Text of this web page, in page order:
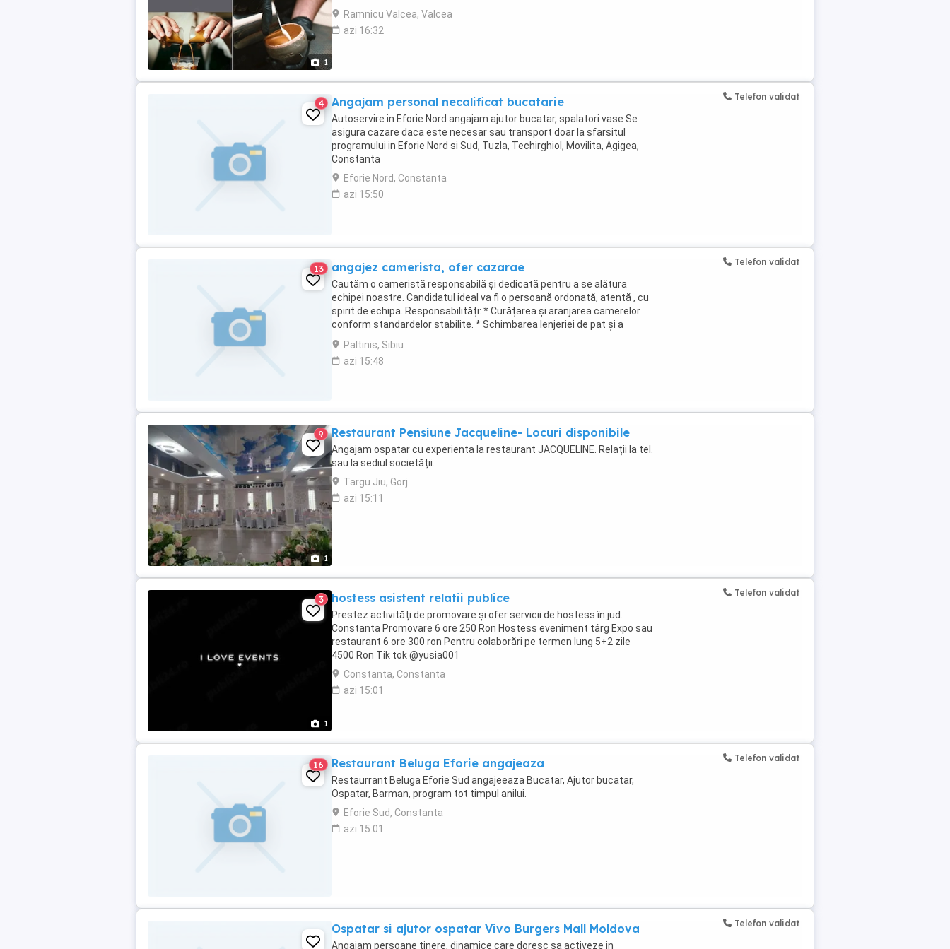
1
bună. - Este ...
Ramnicu Valcea, Valcea
azi 16:32
4 Angajam personal necalificat bucatarie
Autoservire in Eforie Nord angajam ajutor bucatar, spalatori vase Se
asigura cazare daca este necesar sau transport doar la sfarsitul
programului in Eforie Nord si Sud, Tuzla, Techirghiol, Movilita, Agigea,
Constanta
Eforie Nord, Constanta
azi 15:50
Telefon validat
13 angajez camerista, ofer cazarae
Cautăm o cameristă responsabilă și dedicată pentru a se alătura
echipei noastre. Candidatul ideal va fi o persoană ordonată, atentă , cu
spirit de echipa. Responsabilități: * Curățarea și aranjarea camerelor
conform standardelor stabilite. * Schimbarea lenjeriei de pat și a
prosoapelor. * Verificarea ...
Paltinis, Sibiu
azi 15:48
Telefon validat
1
9 Restaurant Pensiune Jacqueline- Locuri disponibile
Angajam ospatar cu experienta la restaurant JACQUELINE. Relații la tel.
sau la sediul societății.
Targu Jiu, Gorj
azi 15:11
1
3 hostess asistent relatii publice
Prestez activități de promovare și ofer servicii de hostess în jud.
Constanta Promovare 6 ore 250 Ron Hostess eveniment târg Expo sau
restaurant 6 ore 300 ron Pentru colaborări pe termen lung 5+2 zile
4500 Ron Tik tok @yusia001
Constanta, Constanta
azi 15:01
Telefon validat
16 Restaurant Beluga Eforie angajeaza
Restaurrant Beluga Eforie Sud angajeeaza Bucatar, Ajutor bucatar,
Ospatar, Barman, program tot timpul anilui.
Eforie Sud, Constanta
azi 15:01
Telefon validat
Ospatar si ajutor ospatar Vivo Burgers Mall Moldova
Angajam persoane tinere, dinamice care doresc sa activeze in
Telefon validat